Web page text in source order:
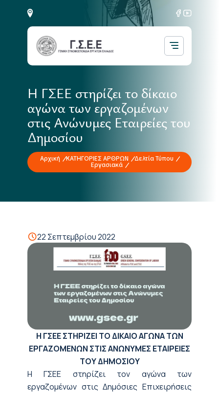
Η ΓΣΕΕ στηρίζει το δίκαιο
αγώνα των εργαζομένων
στις Ανώνυμες Εταιρείες του
Δημοσίου
Αρχική ΚΑΤΗΓΟΡΙΕΣ ΑΡΘΡΩΝ
Δελτία Τύπου
Εργασιακά
22 Σεπτεμβρίου 2022
Η ΓΣΕΕ ΣΤΗΡΙΖΕΙ ΤΟ ΔΙΚΑΙΟ ΑΓΩΝΑ ΤΩΝ
ΕΡΓΑΖΟΜΕΝΩΝ ΣΤΙΣ ΑΝΩΝΥΜΕΣ ΕΤΑΙΡΕΙΕΣ
ΤΟΥ ΔΗΜΟΣΙΟΥ
Η ΓΣΕΕ στηρίζει τον αγώνα των
εργαζομένων στις Δημόσιες Επιχειρήσεις